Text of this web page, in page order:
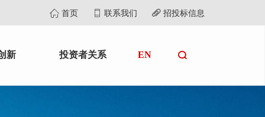
首页 联系我们 招投标信息
新 投资者关系 EN